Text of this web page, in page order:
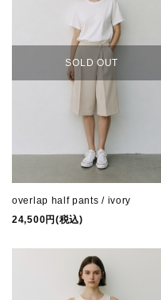
SOLD OUT
overlap half pants / ivory
24,500円(税込)